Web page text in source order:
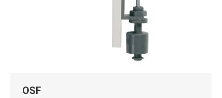
OSF